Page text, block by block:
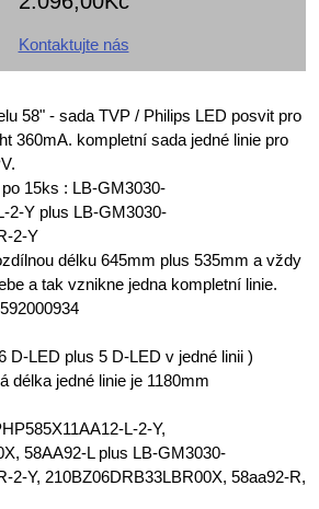
Kontaktujte nás
58" - sada TVP / Philips LED posvit pro
360mA. kompletní sada jedné linie pro
15ks : LB-GM3030-
2-Y plus LB-GM3030-
2-Y
délku 645mm plus 535mm a vždy
a tak vznikne jedna kompletní linie.
D-LED plus 5 D-LED v jedné linii )
délka jedné linie je 1180mm
L-2-Y,
58AA92-L plus LB-GM3030-
2-Y, 210BZ06DRB33LBR00X, 58aa92-R,